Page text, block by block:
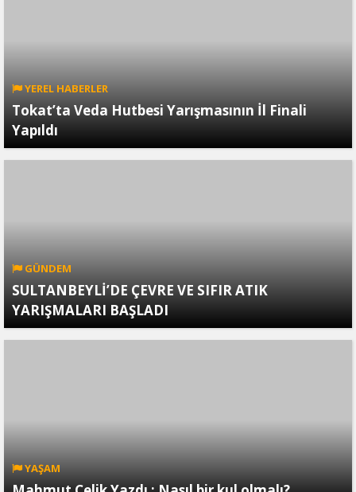
YEREL HABERLER
Tokat’ta Veda Hutbesi Yarışmasının İl Finali
Yapıldı
GÜNDEM
SULTANBEYLİ’DE ÇEVRE VE SIFIR ATIK
YARIŞMALARI BAŞLADI
YAŞAM